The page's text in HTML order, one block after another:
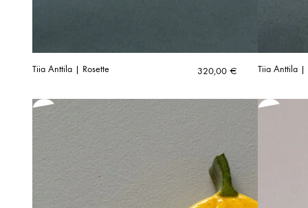
Tiia Anttila | Rosette 320,00 € Tiia Anttila |